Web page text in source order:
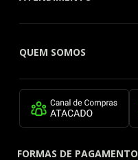
QUEM SOMOS
FORMAS DE PAGAMENTO